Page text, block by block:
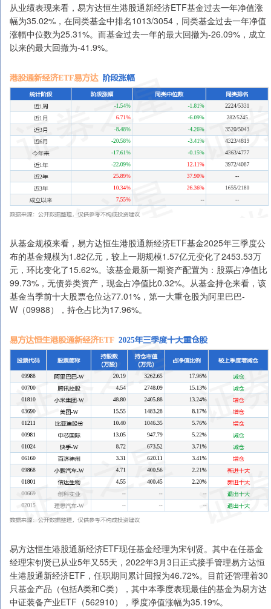
从业绩表现来看，易方达恒生港股通新经济ETF基金过去一年净值涨
幅为35.02%，在同类基金中排名1013/3054，同类基金过去一年净值
涨幅中位数为25.31%。而基金过去一年的最大回撤为-26.09%，成立
以来的最大回撤为-41.9%。
从基金规模来看，易方达恒生港股通新经济ETF基金2025年三季度公
布的基金规模为1.82亿元，较上一期规模1.57亿元变化了2453.53万
元，环比变化了15.62%。该基金最新一期资产配置为：股票占净值比
99.73%，无债券类资产，现金占净值比0.32%。从基金持仓来看，该
基金当季前十大股票仓位达77.01%，第一大重仓股为阿里巴巴-
W（09988），持仓占比为17.96%。
易方达恒生港股通新经济ETF现任基金经理为宋钊贤。其中在任基金
经理宋钊贤已从业5年又55天，2022年3月3日正式接手管理易方达恒
生港股通新经济ETF，任职期间累计回报为46.72%。目前还管理着30
只基金产品（包括A类和C类），其中本季度表现最佳的基金为易方达
中证装备产业ETF（562910），季度净值涨幅为35.19%。